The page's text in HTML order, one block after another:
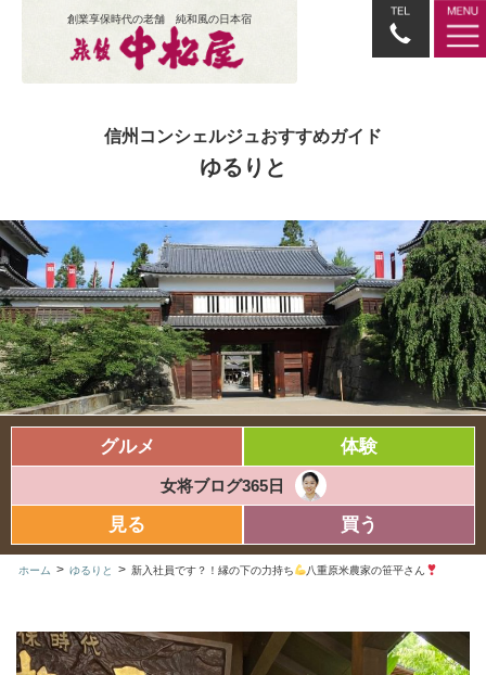
創業享保時代の老舗 純和風の日本宿
信州コンシェルジュおすすめガイド
ゆるりと
グルメ 体験
女将ブログ365日
見る 買う
ホーム > ゆるりと > 新入社員です？！縁の下の力持ち 八重原米農家の笹平さん